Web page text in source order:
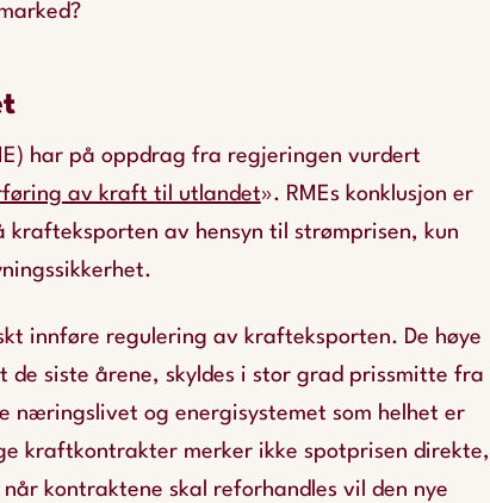
har på oppdrag fra regjeringen vurdert
av kraft til utlandet». RMEs konklusjon er
av hensyn til strømprisen, kun
innføre regulering av krafteksporten. De høye
de siste årene, skyldes i stor grad prissmitte fra
næringslivet og energisystemet som helhet er
kraftkontrakter merker ikke spotprisen direkte,
kontraktene skal reforhandles vil den nye